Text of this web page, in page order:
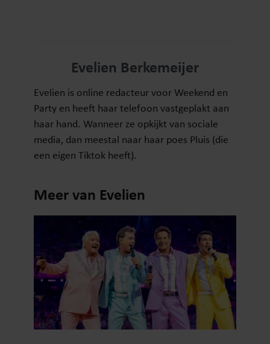
Evelien Berkemeijer
Evelien is online redacteur voor Weekend en
Party en heeft haar telefoon vastgeplakt aan
haar hand. Wanneer ze opkijkt van sociale
media, dan meestal naar haar poes Pluis (die
een eigen Tiktok heeft).
Meer van Evelien